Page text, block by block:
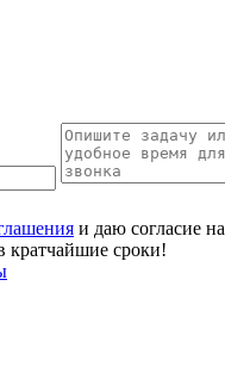
и даю согласие на
кратчайшие сроки!